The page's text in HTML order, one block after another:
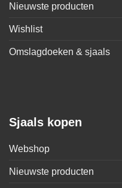
Nieuwste producten
Wishlist
Omslagdoeken & sjaals
Sjaals kopen
Webshop
Nieuwste producten